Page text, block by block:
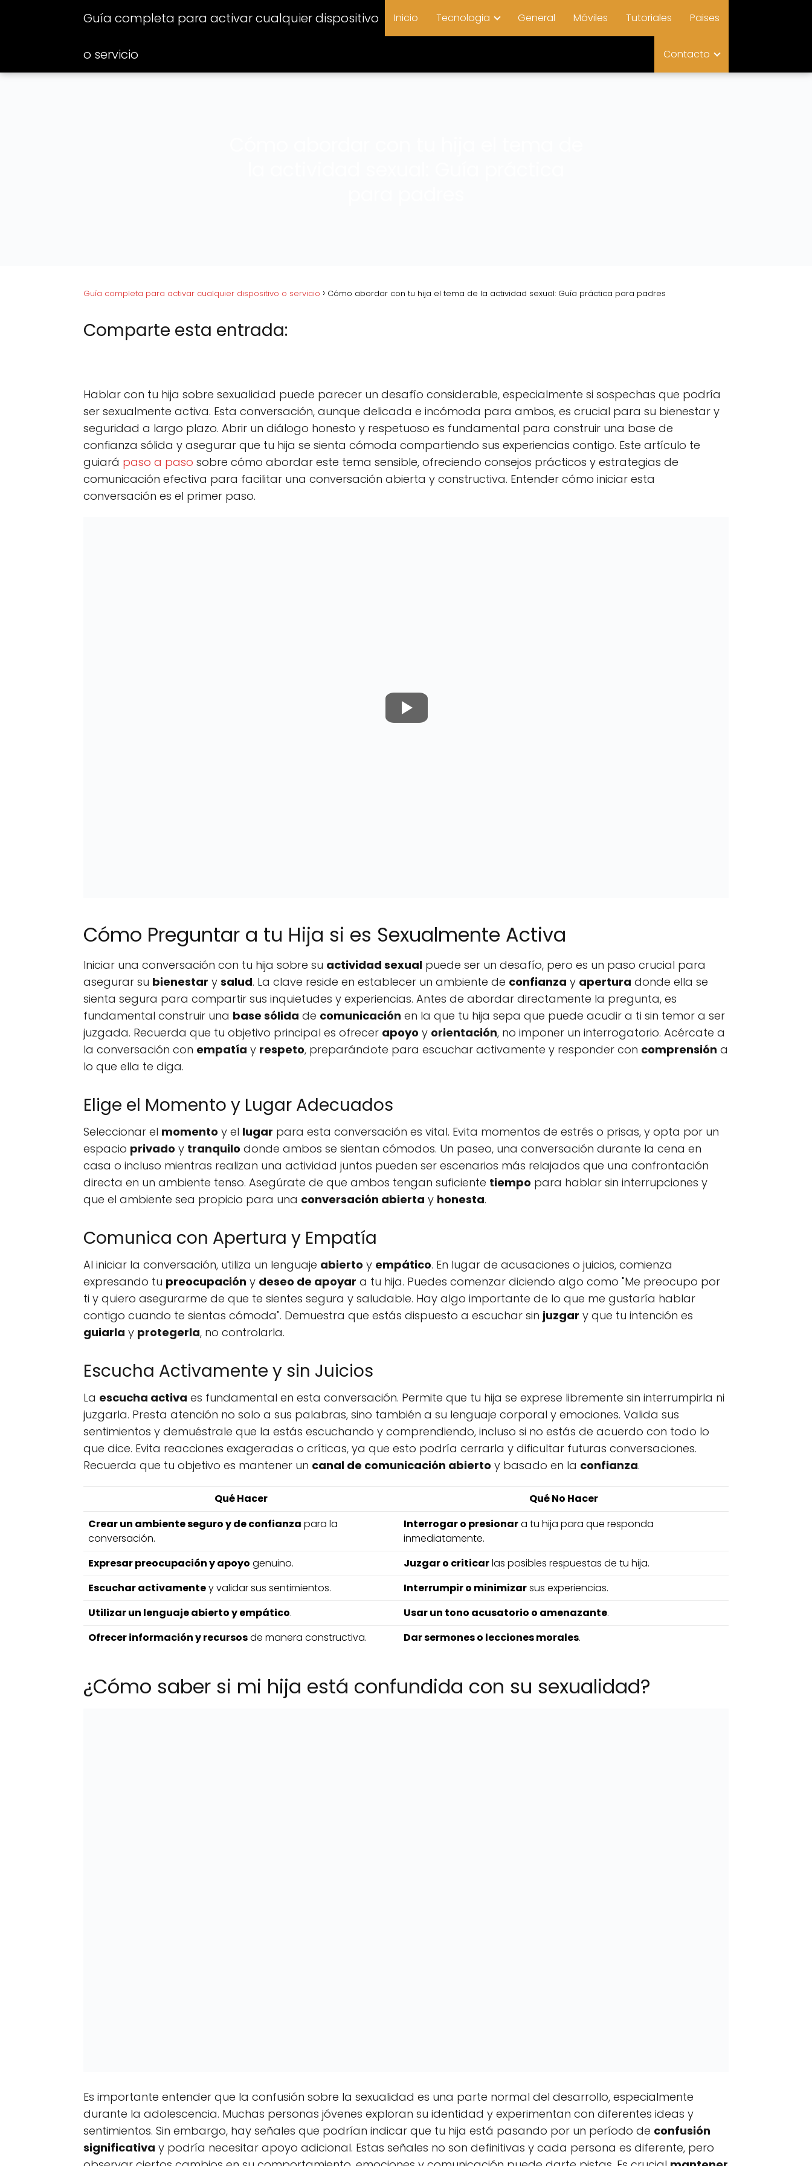
Guía completa para activar cualquier dispositivo
o servicio
Inicio Tecnologia General Móviles Tutoriales Paises
Contacto
Guía completa para activar cualquier dispositivo o servicio Cómo abordar con tu hija el tema de la actividad sexual: Guía práctica para padres
Comparte esta entrada:
p
a
r
t
i
e
n
p
a
r
t
i
e
n
p
a
r
t
i
e
n
p
a
r
t
i
e
n
p
a
r
t
i
r
e
n
Hablar con tu hija sobre sexualidad puede parecer un desafío considerable, especialmente si sospechas que podría
ser sexualmente activa. Esta conversación, aunque delicada e incómoda para ambos, es crucial para su bienestar y
seguridad a largo plazo. Abrir un diálogo honesto y respetuoso es fundamental para construir una base de
confianza sólida y asegurar que tu hija se sienta cómoda compartiendo sus experiencias contigo. Este artículo te
guiará paso a paso sobre cómo abordar este tema sensible, ofreciendo consejos prácticos y estrategias de
comunicación efectiva para facilitar una conversación abierta y constructiva. Entender cómo iniciar esta
conversación es el primer paso.
Cómo Preguntar a tu Hija si es Sexualmente Activa
Iniciar una conversación con tu hija sobre su actividad sexual puede ser un desafío, pero es un paso crucial para
asegurar su bienestar y salud. La clave reside en establecer un ambiente de confianza y apertura donde ella se
sienta segura para compartir sus inquietudes y experiencias. Antes de abordar directamente la pregunta, es
fundamental construir una base sólida de comunicación en la que tu hija sepa que puede acudir a ti sin temor a ser
juzgada. Recuerda que tu objetivo principal es ofrecer apoyo y orientación, no imponer un interrogatorio. Acércate a
la conversación con empatía y respeto, preparándote para escuchar activamente y responder con comprensión a
lo que ella te diga.
Elige el Momento y Lugar Adecuados
Seleccionar el momento y el lugar para esta conversación es vital. Evita momentos de estrés o prisas, y opta por un
espacio privado y tranquilo donde ambos se sientan cómodos. Un paseo, una conversación durante la cena en
casa o incluso mientras realizan una actividad juntos pueden ser escenarios más relajados que una confrontación
directa en un ambiente tenso. Asegúrate de que ambos tengan suficiente tiempo para hablar sin interrupciones y
que el ambiente sea propicio para una conversación abierta y honesta.
Comunica con Apertura y Empatía
Al iniciar la conversación, utiliza un lenguaje abierto y empático. En lugar de acusaciones o juicios, comienza
expresando tu preocupación y deseo de apoyar a tu hija. Puedes comenzar diciendo algo como "Me preocupo por
ti y quiero asegurarme de que te sientes segura y saludable. Hay algo importante de lo que me gustaría hablar
contigo cuando te sientas cómoda". Demuestra que estás dispuesto a escuchar sin juzgar y que tu intención es
guiarla y protegerla, no controlarla.
Escucha Activamente y sin Juicios
La escucha activa es fundamental en esta conversación. Permite que tu hija se exprese libremente sin interrumpirla ni
juzgarla. Presta atención no solo a sus palabras, sino también a su lenguaje corporal y emociones. Valida sus
sentimientos y demuéstrale que la estás escuchando y comprendiendo, incluso si no estás de acuerdo con todo lo
que dice. Evita reacciones exageradas o críticas, ya que esto podría cerrarla y dificultar futuras conversaciones.
Recuerda que tu objetivo es mantener un canal de comunicación abierto y basado en la confianza.
Qué Hacer
Qué No Hacer
Crear un ambiente seguro y de confianza para la
conversación.
Interrogar o presionara tu hija para que responda
inmediatamente.
Expresar preocupación y apoyo genuino. Juzgar o criticarlas posibles respuestas de tu hija.
Escuchar activamentey validar sus sentimientos. Interrumpir o minimizarsus experiencias.
Utilizar un lenguaje abierto y empático. Usar un tono acusatorio o amenazante.
Ofrecer información y recursosde manera constructiva. Dar sermones o lecciones morales.
¿Cómo saber si mi hija está confundida con su sexualidad?
Es importante entender que la confusión sobre la sexualidad es una parte normal del desarrollo, especialmente
durante la adolescencia. Muchas personas jóvenes exploran su identidad y experimentan con diferentes ideas y
sentimientos. Sin embargo, hay señales que podrían indicar que tu hija está pasando por un período de confusión
significativa y podría necesitar apoyo adicional. Estas señales no son definitivas y cada persona es diferente, pero